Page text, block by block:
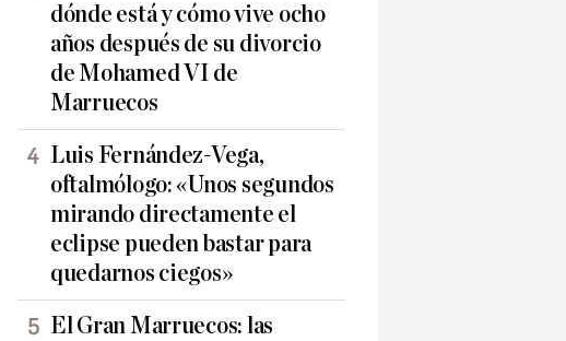
dónde está y cómo vive ocho
años después de su divorcio
de Mohamed VI de
Marruecos
Luis Fernández-Vega,
oftalmólogo: «Unos segundos
mirando directamente el
eclipse pueden bastar para
quedarnos ciegos»
El Gran Marruecos: las